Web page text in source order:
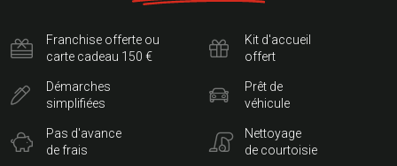
Franchise offerte ou
carte cadeau 150 €
Démarches
simplifiées
Pas d'avance
de frais
Kit d'accueil
offert
Prêt de
véhicule
Nettoyage
de courtoisie